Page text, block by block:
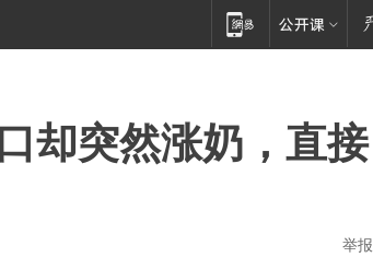
却突然涨奶，直接
举报